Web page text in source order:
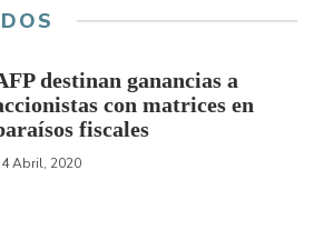
destinan ganancias a
con matrices en
fiscales
Abril, 2020